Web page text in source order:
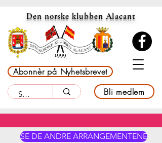
Den norske klubben Alacant
Abonnèr på Nyhetsbrevet
Bli medlem
SE DE ANDRE ARRANGEMENTENE